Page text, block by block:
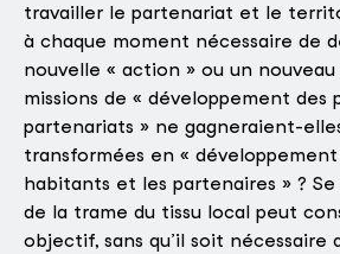
travailler le partenariat et le
à chaque moment nécessaire de
nouvelle « action » ou un nouveau
missions de « développement des
partenariats » ne gagneraient-
transformées en «
habitants et les partenaires » ? Se
de la trame du tissu local peut
objectif, sans qu’il soit nécessaire